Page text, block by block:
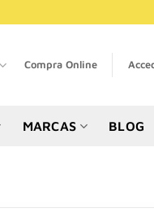
Compra Online
MARCAS BLOG